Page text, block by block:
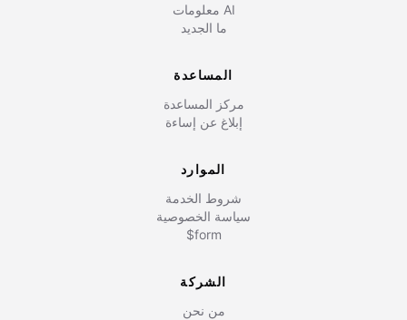
معلومات AI
ما الجديد
المساعدة
مركز المساعدة
إبلاغ عن إساءة
الموارد
شروط الخدمة
سياسة الخصوصية
$form
الشركة
من نحن